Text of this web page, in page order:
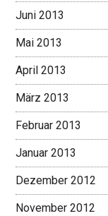
Juni 2013
Mai 2013
April 2013
März 2013
Februar 2013
Januar 2013
Dezember 2012
November 2012